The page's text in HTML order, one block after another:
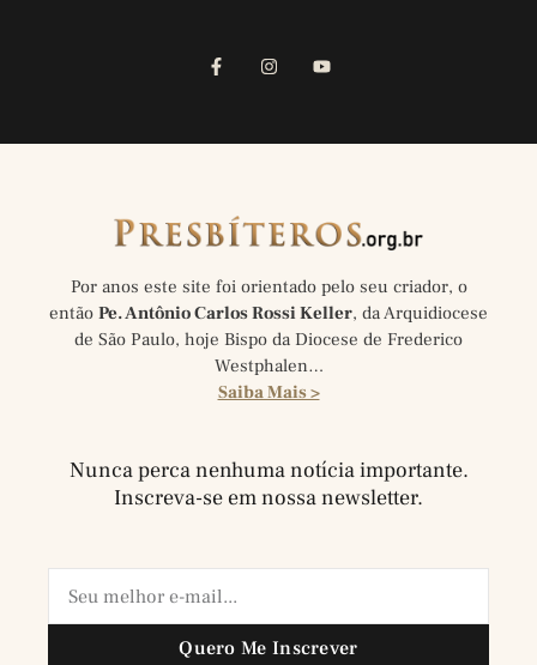
Por anos este site foi orientado pelo seu criador, o
então Pe. Antônio Carlos Rossi Keller, da Arquidiocese
de São Paulo, hoje Bispo da Diocese de Frederico
Westphalen…
Saiba Mais >
Nunca perca nenhuma notícia importante.
Inscreva-se em nossa newsletter.
Quero Me Inscrever